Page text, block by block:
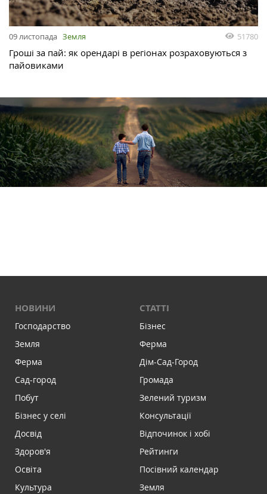
09 листопада Земля 51780
Гроші за пай: як орендарі в регіонах розраховуються з
пайовиками
НОВИНИ
Господарство
Земля
Ферма
Сад-город
Побут
Бізнес у селі
Досвід
Здоров'я
Освіта
Культура
СТАТТІ
Бізнес
Ферма
Дім-Сад-Город
Громада
Зелений туризм
Консультації
Відпочинок і хобі
Рейтинги
Посівний календар
Земля